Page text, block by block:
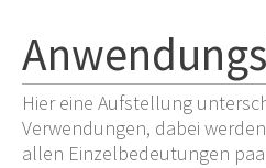
Hier eine Aufstellung
Verwendungen, dabei
allen Einzelbedeutungen